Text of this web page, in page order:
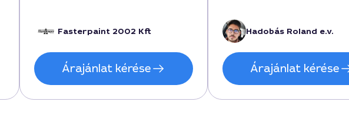
végeredmény szép, egységes tónusú
Profi hozzáállás, köszönöm Martinnek
a kiváló munkát Dunaújvárosban.
Fasterpaint 2002 Kft
Árajánlat kérése
35000 forintba került. Ajánlom
mindenkinek, aki igényes
szeretne olcsón.
Hadobás Roland e.v.
Árajánlat kérése